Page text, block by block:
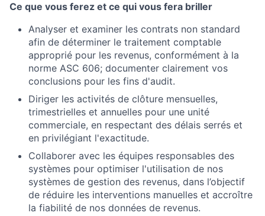
Ce que vous ferez et ce qui vous fera briller
Analyser et examiner les contrats non standard
afin de déterminer le traitement comptable
approprié pour les revenus, conformément à la
norme ASC 606; documenter clairement vos
conclusions pour les fins d'audit.
Diriger les activités de clôture mensuelles,
trimestrielles et annuelles pour une unité
commerciale, en respectant des délais serrés et
en privilégiant l'exactitude.
Collaborer avec les équipes responsables des
systèmes pour optimiser l'utilisation de nos
systèmes de gestion des revenus, dans l’objectif
de réduire les interventions manuelles et accroître
la fiabilité de nos données de revenus.